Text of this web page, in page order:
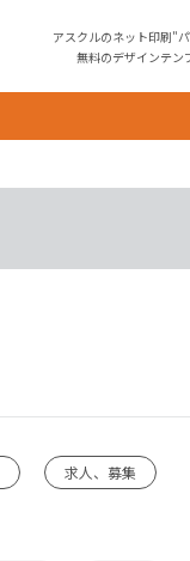
アスクルのネット印刷"
無料のデザインテン
求人、募集